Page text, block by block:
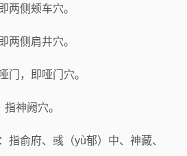
两侧颊车穴。
两侧肩井穴。
门，即哑门穴。
指神阙穴。
指俞府、彧（yù郁）中、神藏、